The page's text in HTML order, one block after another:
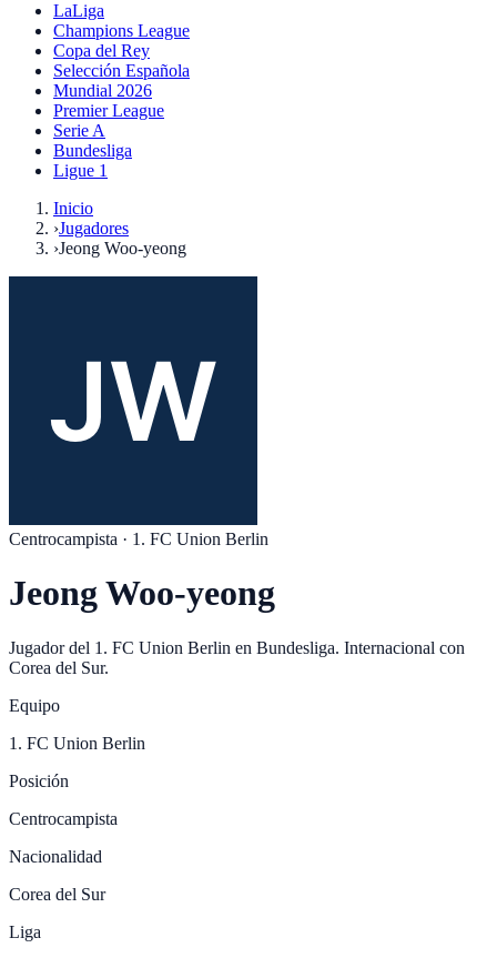
LaLiga
Champions League
Copa del Rey
Selección Española
Mundial 2026
Premier League
Serie A
Bundesliga
Ligue 1
Inicio
›Jugadores
›Jeong Woo-yeong
Centrocampista · 1. FC Union Berlin
Jeong Woo-yeong
Jugador del 1. FC Union Berlin en Bundesliga. Internacional con
Corea del Sur.
Equipo
1. FC Union Berlin
Posición
Centrocampista
Nacionalidad
Corea del Sur
Liga